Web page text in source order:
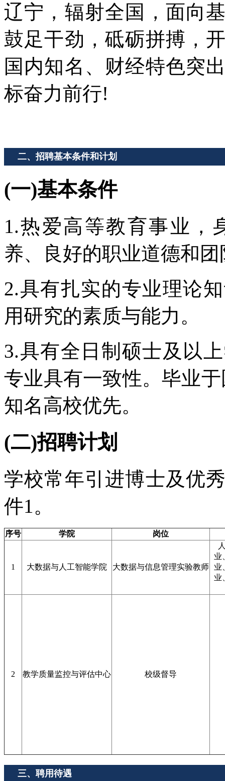
辽宁，辐射全国，面向
鼓足干劲，砥砺拼搏，
国内知名、财经特色突
标奋力前行!
二、招聘基本条件和计划
(一)基本条件
1.热爱高等教育事业，
养、良好的职业道德和
2.具有扎实的专业理论
用研究的素质与能力。
3.具有全日制硕士及以
专业具有一致性。毕业
知名高校优先。
(二)招聘计划
学校常年引进博士及优
件1。
序号 学院 岗位
1 大数据与人工智能学院 大数据与信息管理实验教师
业
业
业
2 教学质量监控与评估中心 校级督导
三、聘用待遇